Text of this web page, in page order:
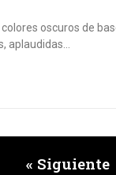
colores oscuros de
aplaudidas…
« Siguiente